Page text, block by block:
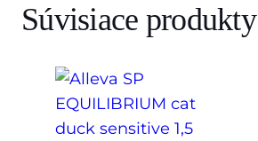
Súvisiace produkty